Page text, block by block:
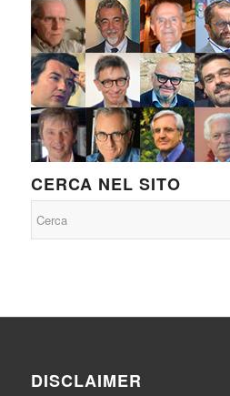
CERCA NEL SITO
DISCLAIMER